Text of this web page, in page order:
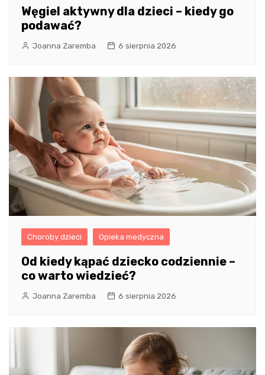
Węgiel aktywny dla dzieci – kiedy go
podawać?
Joanna Zaremba 6 sierpnia 2026
Choroby dzieci Opieka medyczna
Od kiedy kąpać dziecko codziennie –
co warto wiedzieć?
Joanna Zaremba 6 sierpnia 2026